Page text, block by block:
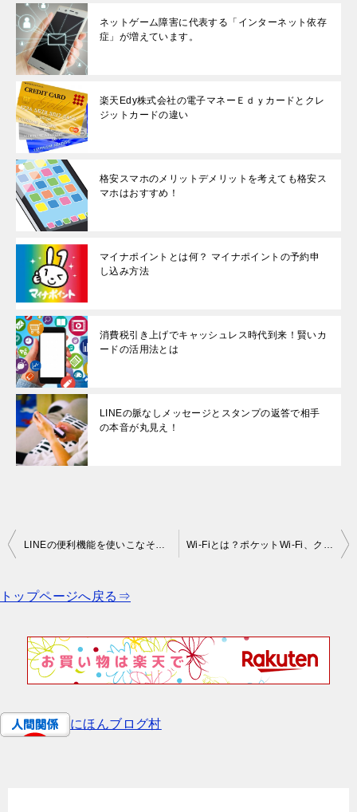
ネットゲーム障害に代表する「インターネット依存
症」が増えています。
楽天Edy株式会社の電子マネーＥｄｙカードとクレ
ジットカードの違い
格安スマホのメリットデメリットを考えても格安ス
マホはおすすめ！
マイナポイントとは何？ マイナポイントの予約申
し込み方法
消費税引き上げでキャッシュレス時代到来！賢いカ
ードの活用法とは
LINEの脈なしメッセージとスタンプの返答で相手
の本音が丸見え！
投
ナ
ョ
LINEの便利機能を使いこなそう！以外に知られていないテクニック Wi-Fiとは？ポケットWi-Fi、クラウドWi-Fiのメリットデメリット
トップページへ戻る⇒
にほんブログ村